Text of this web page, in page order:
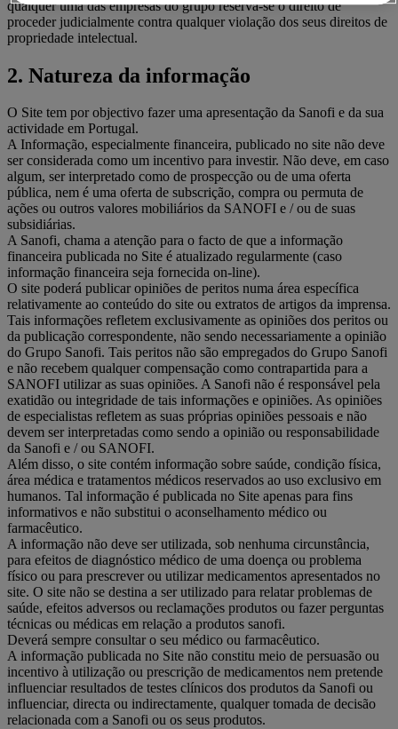
qualquer uma das empresas do grupo reserva-se o direito de
proceder judicialmente contra qualquer violação dos seus direitos de
propriedade intelectual.
2. Natureza da informação
O Site tem por objectivo fazer uma apresentação da Sanofi e da sua
actividade em Portugal.
A Informação, especialmente financeira, publicado no site não deve
ser considerada como um incentivo para investir. Não deve, em caso
algum, ser interpretado como de prospecção ou de uma oferta
pública, nem é uma oferta de subscrição, compra ou permuta de
ações ou outros valores mobiliários da SANOFI e / ou de suas
subsidiárias.
A Sanofi, chama a atenção para o facto de que a informação
financeira publicada no Site é atualizado regularmente (caso
informação financeira seja fornecida on-line).
O site poderá publicar opiniões de peritos numa área específica
relativamente ao conteúdo do site ou extratos de artigos da imprensa.
Tais informações refletem exclusivamente as opiniões dos peritos ou
da publicação correspondente, não sendo necessariamente a opinião
do Grupo Sanofi. Tais peritos não são empregados do Grupo Sanofi
e não recebem qualquer compensação como contrapartida para a
SANOFI utilizar as suas opiniões. A Sanofi não é responsável pela
exatidão ou integridade de tais informações e opiniões. As opiniões
de especialistas refletem as suas próprias opiniões pessoais e não
devem ser interpretadas como sendo a opinião ou responsabilidade
da Sanofi e / ou SANOFI.
Além disso, o site contém informação sobre saúde, condição física,
área médica e tratamentos médicos reservados ao uso exclusivo em
humanos. Tal informação é publicada no Site apenas para fins
informativos e não substitui o aconselhamento médico ou
farmacêutico.
A informação não deve ser utilizada, sob nenhuma circunstância,
para efeitos de diagnóstico médico de uma doença ou problema
físico ou para prescrever ou utilizar medicamentos apresentados no
site. O site não se destina a ser utilizado para relatar problemas de
saúde, efeitos adversos ou reclamações produtos ou fazer perguntas
técnicas ou médicas em relação a produtos sanofi.
Deverá sempre consultar o seu médico ou farmacêutico.
A informação publicada no Site não constitu meio de persuasão ou
incentivo à utilização ou prescrição de medicamentos nem pretende
influenciar resultados de testes clínicos dos produtos da Sanofi ou
influenciar, directa ou indirectamente, qualquer tomada de decisão
relacionada com a Sanofi ou os seus produtos.